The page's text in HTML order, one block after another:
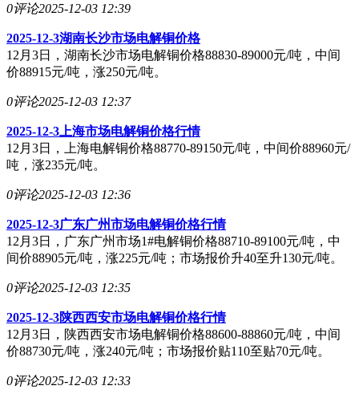
0评论2025-12-03 12:39
2025-12-3湖南长沙市场电解铜价格
12月3日，湖南长沙市场电解铜价格88830-89000元/吨，中间
价88915元/吨，涨250元/吨。
0评论2025-12-03 12:37
2025-12-3上海市场电解铜价格行情
12月3日，上海电解铜价格88770-89150元/吨，中间价88960元/
吨，涨235元/吨。
0评论2025-12-03 12:36
2025-12-3广东广州市场电解铜价格行情
12月3日，广东广州市场1#电解铜价格88710-89100元/吨，中
间价88905元/吨，涨225元/吨；市场报价升40至升130元/吨。
0评论2025-12-03 12:35
2025-12-3陕西西安市场电解铜价格行情
12月3日，陕西西安市场电解铜价格88600-88860元/吨，中间
价88730元/吨，涨240元/吨；市场报价贴110至贴70元/吨。
0评论2025-12-03 12:33